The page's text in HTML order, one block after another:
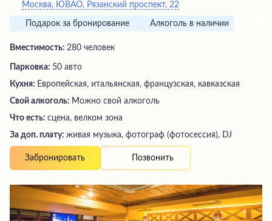
Москва, ЮВАО, Рязанский проспект, 22
Подарок за бронирование Алкоголь в наличии
Вместимость: 280 человек
Парковка: 50 авто
Кухня: Европейская, итальянская, французская, кавказская
Свой алкоголь: Можно свой алкоголь
Что есть: сцена, велком зона
За доп. плату: живая музыка, фотограф (фотосессия), DJ
Забронировать Позвонить